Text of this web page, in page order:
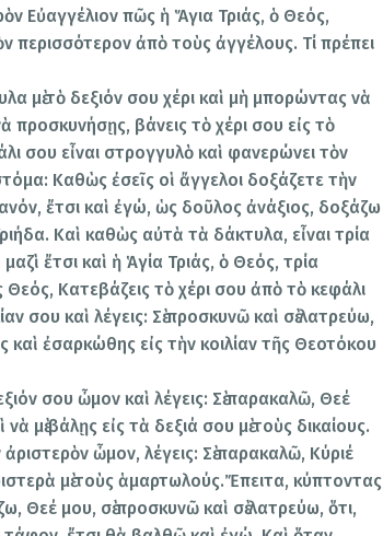
Εὐαγγέλιον πῶς ἡ Ἅγια Τριάς, ὁ Θεός,
περισσότερον ἀπὸ τοὺς ἀγγέλους. Τί πρέπει
μὲ τὸ δεξιόν σου χέρι καὶ μὴ μπορώντας νὰ
προσκυνήσῃς, βάνεις τὸ χέρι σου εἰς τὸ
σου εἶναι στρογγυλὸ καὶ φανερώνει τὸν
Καθὼς ἐσεῖς οἱ ἄγγελοι δοξάζετε τὴν
ἔτσι καὶ ἐγώ, ὡς δοῦλος ἀνάξιος, δοξάζω
Καὶ καθὼς αὐτὰ τὰ δάκτυλα, εἶναι τρία
μαζὶ ἔτσι καὶ ἡ Ἁγία Τριάς, ὁ Θεός, τρία
Κατεβάζεις τὸ χέρι σου ἀπὸ τὸ κεφάλι
σου καὶ λέγεις: Σὲ προσκυνῶ καὶ σὲ λατρεύω,
καὶ ἐσαρκώθης εἰς τὴν κοιλίαν τῆς Θεοτόκου
σου ὦμον καὶ λέγεις: Σὲ παρακαλῶ, Θεέ
μὲ βάλῃς εἰς τὰ δεξιά σου μὲ τοὺς δικαίους.
ὦμον, λέγεις: Σὲ παρακαλῶ, Κύριέ
μὲ τοὺς ἁμαρτωλούς.Ἔπειτα, κύπτοντας
Θεέ μου, σὲ προσκυνῶ καὶ σὲ λατρεύω, ὅτι,